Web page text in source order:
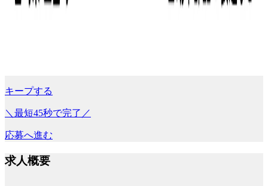
キープする
＼最短45秒で完了／
応募へ進む
求人概要